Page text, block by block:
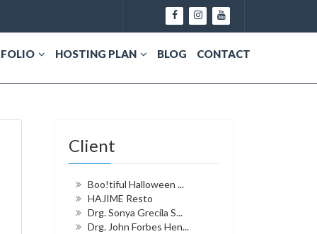
HOSTING PLAN BLOG CONTACT
Client
Boo!tiful Halloween ...
HAJIME Resto
Drg. Sonya Grecila S...
Drg. John Forbes Hen...